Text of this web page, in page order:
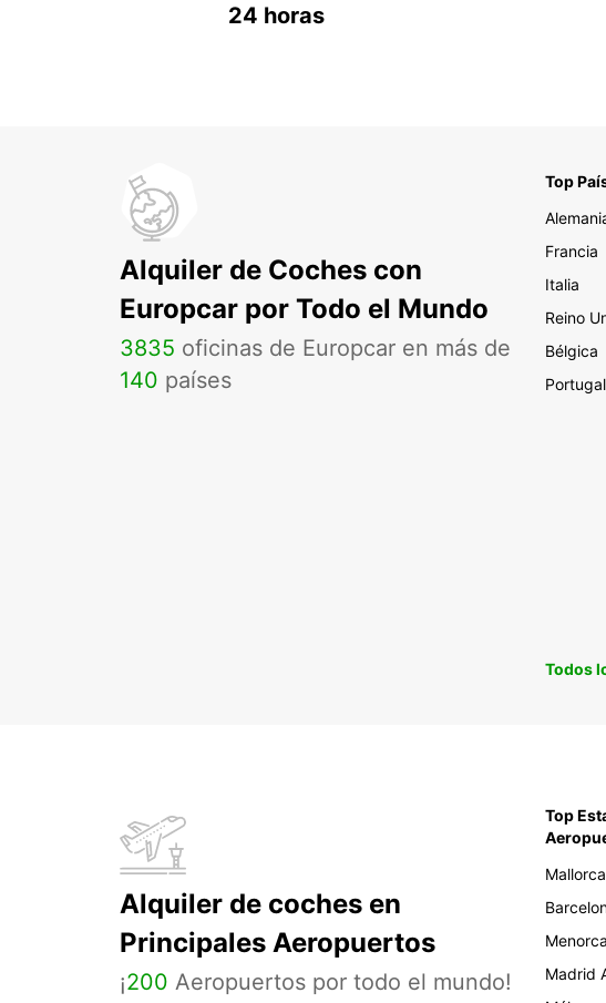
24 horas
Alquiler de Coches con
Europcar por Todo el Mundo
3835 oficinas de Europcar en más de
140 países
Top
Francia
Italia
Reino
Bélgica
Portugal
Todos
Alquiler de coches en
Principales Aeropuertos
¡200 Aeropuertos por todo el mundo!
Top
Madrid